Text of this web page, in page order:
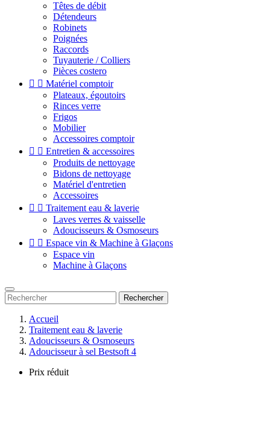
Têtes de débit
Détendeurs
Robinets
Poignées
Raccords
Tuyauterie / Colliers
Pièces costero
  Matériel comptoir
Plateaux, égoutoirs
Rinces verre
Frigos
Mobilier
Accessoires comptoir
  Entretien & accessoires
Produits de nettoyage
Bidons de nettoyage
Matériel d'entretien
Accessoires
  Traitement eau & laverie
Laves verres & vaisselle
Adoucisseurs & Osmoseurs
  Espace vin & Machine à Glaçons
Espace vin
Machine à Glaçons
Rechercher
Accueil
Traitement eau & laverie
Adoucisseurs & Osmoseurs
Adoucisseur à sel Bestsoft 4
Prix réduit